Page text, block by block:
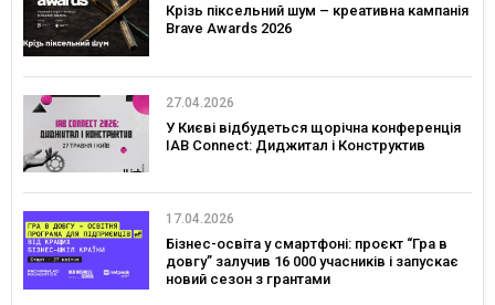
Крізь піксельний шум – креативна кампанія
Brave Awards 2026
27.04.2026
У Києві відбудеться щорічна конференція
IAB Connect: Диджитал і Конструктив
17.04.2026
Бізнес-освіта у смартфоні: проєкт “Гра в
довгу” залучив 16 000 учасників і запускає
новий сезон з грантами